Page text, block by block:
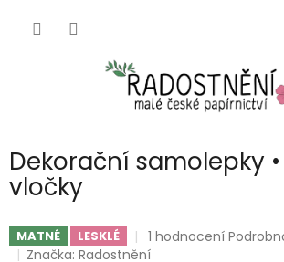
Dekorační samolepky
vločky
MATNÉ LESKLÉ
Průměrné
hodnocení
1 hodnocení
Značka:Radostnění